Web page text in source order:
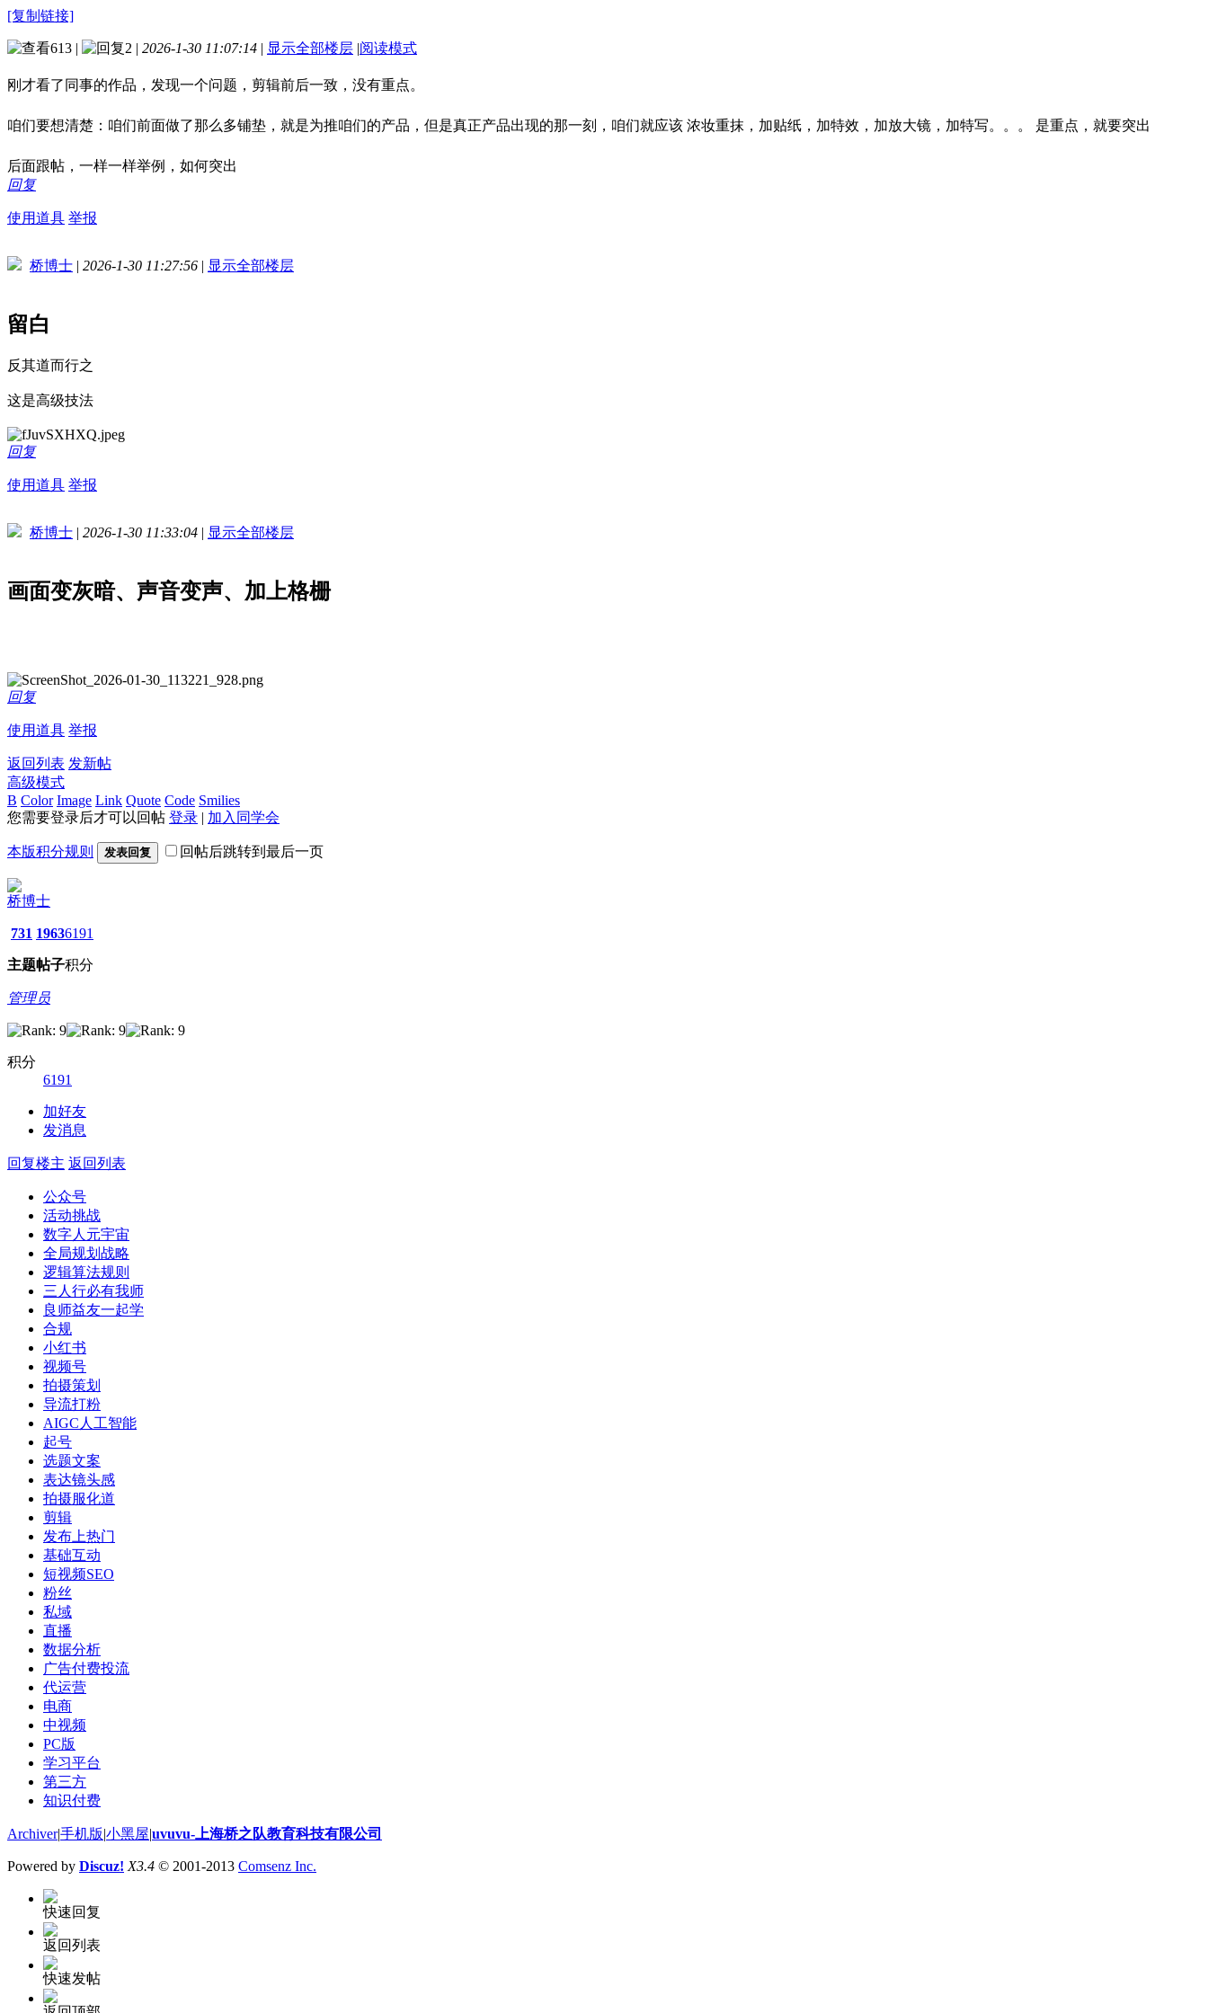
[复制链接]
613 | 2 | 2026-1-30 11:07:14 | 显示全部楼层 |阅读模式
刚才看了同事的作品，发现一个问题，剪辑前后一致，没有重点。
咱们要想清楚：咱们前面做了那么多铺垫，就是为推咱们的产品，但是真正产品出现的那一刻，咱们就应该 浓妆重抹，加贴纸，加特效，加放大镜，加特写。。。 是重点，就要突出
后面跟帖，一样一样举例，如何突出
回复
使用道具 举报
桥博士 | 2026-1-30 11:27:56 | 显示全部楼层
留白
反其道而行之
这是高级技法
回复
使用道具 举报
桥博士 | 2026-1-30 11:33:04 | 显示全部楼层
画面变灰暗、声音变声、加上格栅
回复
使用道具 举报
返回列表 发新帖
高级模式
B Color Image Link Quote Code Smilies
您需要登录后才可以回帖 登录 | 加入同学会
本版积分规则 发表回复 回帖后跳转到最后一页
桥博士
731
主题
1963
帖子
6191
积分
管理员
积分
6191
加好友
发消息
回复楼主 返回列表
公众号
活动挑战
数字人元宇宙
全局规划战略
逻辑算法规则
三人行必有我师
良师益友一起学
合规
小红书
视频号
拍摄策划
导流打粉
AIGC人工智能
起号
选题文案
表达镜头感
拍摄服化道
剪辑
发布上热门
基础互动
短视频SEO
粉丝
私域
直播
数据分析
广告付费投流
代运营
电商
中视频
PC版
学习平台
第三方
知识付费
Archiver|手机版|小黑屋|uvuvu-上海桥之队教育科技有限公司
Powered by Discuz! X3.4 © 2001-2013 Comsenz Inc.
快速回复
返回列表
快速发帖